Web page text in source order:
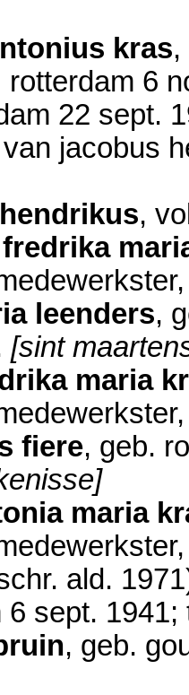
kras
rotterdam 6
22 sept.
van jacobus
,
leenders,
[sint
maria
fiere, geb.
maria
ald. 1971
6 sept. 1941;
, geb.